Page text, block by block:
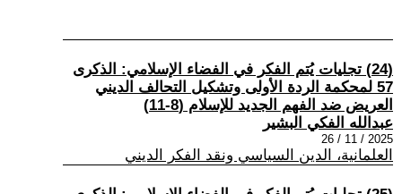
(24) تجليات يُتم الفكر في الفضاء الإسلامي: الذكرى
57 لمحكمة الردة الأولى وتشكيل التحالف الديني
العريض ضد الفهم الجديد للإسلام (8-11)
عبدالله الفكي البشير
2025 / 11 / 26
العلمانية، الدين السياسي ونقد الفكر الديني